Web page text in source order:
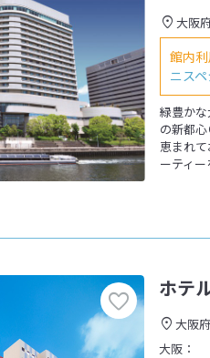
大阪
館内
ニス
緑豊か
の新都
恵まれ
ーティー
ホテ
大阪府
大阪：